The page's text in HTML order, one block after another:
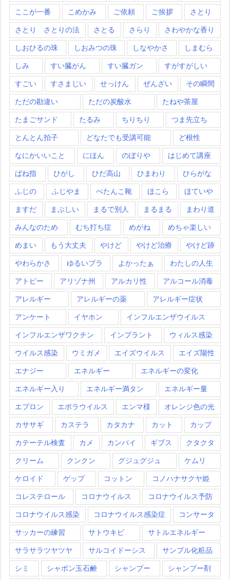
ここが一番 こめかみ ご依頼 ご挨拶 さとり
さとり さとりの法 さとる さらり さわやかな香り
しおひるの珠 しおみつの珠 しなやかさ しまむら
しみ すい臓がん すい臓ガン すがすがしい
すごい すさまじい せっけん ぜんざい その瞬間
ただの勘違い ただの炭酸水 たねや茶屋
たまごサンド たるみ ちりちり つま先立ち
とんとん拍子 どなたでも受講可能 ど根性
なにかいいこと にほん のぼりや はじめて講座
ばね指 ひがし ひだ高山 ひまわり ひらがな
ふじの ふじやま ぺたんこ靴 ほこら ほていや
ますだ まぶしい まるで別人 まるまる まわり道
みんなのため むち打ち症 めがね めちゃ楽しい
めまい もう大丈夫 やけど やけど治療 やけど跡
やわらかさ ゆるいブラ よかったぁ わたしの人生
アトピー アリゾナ州 アルカリ性 アルコール消毒
アレルギー アレルギーの薬 アレルギー症状
アンケート イヤホン インフルエンザウイルス
インフルエンザワクチン インプラント ウィルス感染
ウイルス感染 ウミガメ エイズウイルス エイズ陽性
エナジー エネルギー エネルギーの変化
エネルギー入り エネルギー満タン エネルギー量
エプロン エボラウイルス エンマ様 オレンジ色の光
カササギ カステラ カタカナ カット カップ
カテーテル検査 カメ カンパイ ギブス クタクタ
クリーム クンクン グジュグジュ ケムリ
ケロイド ゲップ コットン コノハナサクヤ姫
コレステロール コロナウイルス コロナウイルス予防
コロナウイルス感染 コロナウイルス感染症 コンサータ
サッカーの練習 サトウキビ サトルエネルギー
サラサラツヤツヤ サルコイドーシス サンプル化粧品
シミ シャボン玉石鹸 シャンプー シャンプー剤